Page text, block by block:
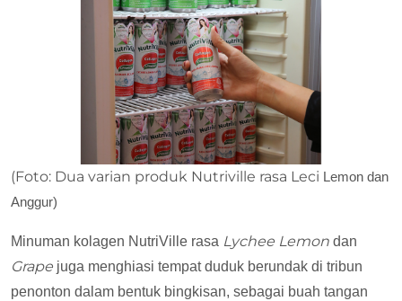
(Foto: Dua varian produk Nutriville rasa Leci Lemon dan
Anggur)
Minuman kolagen NutriVille rasa Lychee Lemon dan
Grape juga menghiasi tempat duduk berundak di tribun
penonton dalam bentuk bingkisan, sebagai buah tangan